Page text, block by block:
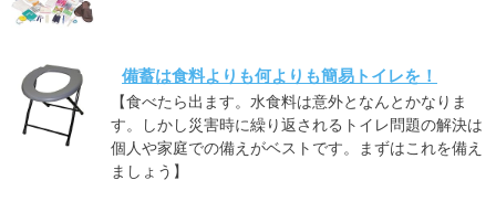
備蓄は食料よりも何よりも簡易トイレを！
【食べたら出ます。水食料は意外となんとかなりま
す。しかし災害時に繰り返されるトイレ問題の解決は
個人や家庭での備えがベストです。まずはこれを備え
ましょう】